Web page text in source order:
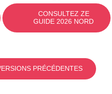
CONSULTEZ ZE
GUIDE 2026 NORD
PRÉCÉDENTES